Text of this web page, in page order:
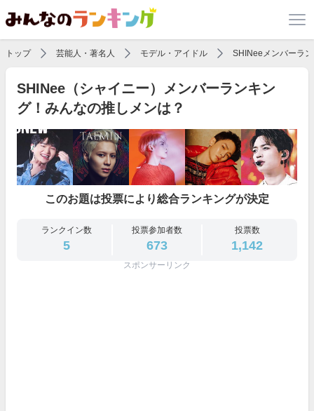
トップ 芸能人・著名人 モデル・アイドル SHINeeメンバーラ
SHINee（シャイニー）メンバーランキン
グ！みんなの推しメンは？
このお題は投票により総合ランキングが決定
ランクイン数
5
投票参加者数
673
投票数
1,142
スポンサーリンク